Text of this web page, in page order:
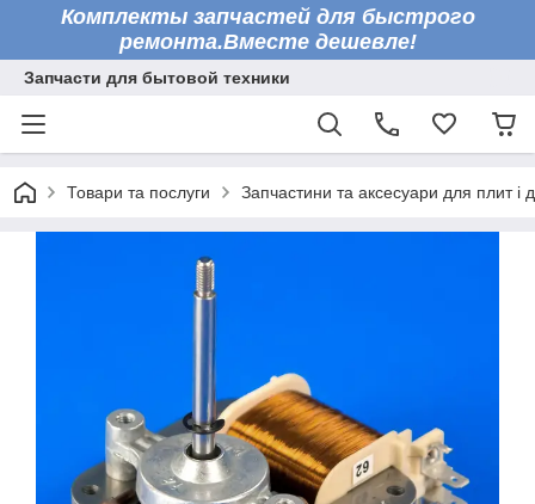
Комплекты запчастей для быстрого
ремонта.Вместе дешевле!
Запчасти для бытовой техники
Товари та послуги Запчастини та аксесуари для плит і